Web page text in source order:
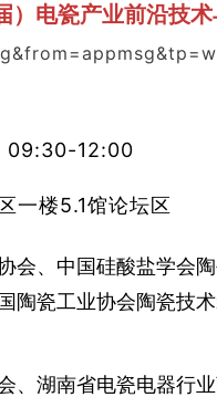
电瓷产业前沿技
09:30-12:00
一楼5.1馆论坛区
会、中国硅酸盐学会
陶瓷工业协会陶瓷技
、湖南省电瓷电器行